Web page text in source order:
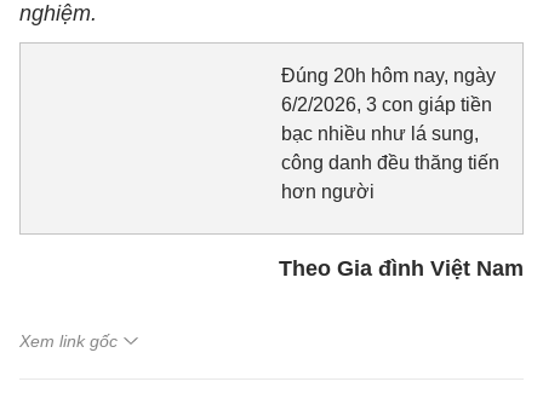
nghiệm.
Đúng 20h hôm nay, ngày
6/2/2026, 3 con giáp tiền
bạc nhiều như lá sung,
công danh đều thăng tiến
hơn người
Theo Gia đình Việt Nam
Xem link gốc